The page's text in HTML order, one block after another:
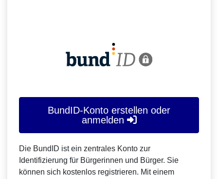
BundID-Konto erstellen oder
anmelden
Die BundID ist ein zentrales Konto zur
Identifizierung für Bürgerinnen und Bürger. Sie
können sich kostenlos registrieren. Mit einem